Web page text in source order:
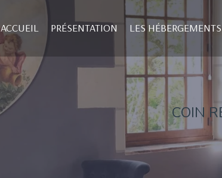
ACCUEIL PRÉSENTATION LES HÉBERGEMENTS
COIN